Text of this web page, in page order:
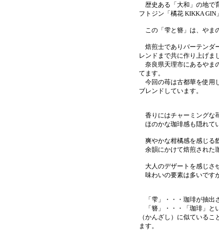
歴史ある「大和」の地で
フトジン「橘花 KIKKA
この「雫と簪」は、やま
焙煎士でありバーテンダ
レンドまで共に作り上げま
奈良県天理市にあるやま
てます。
今回の苺は古都華を使用
ブレンドしています。
香りにはチャーミングな
ほのかな珈琲感も隠れて
爽やかな柑橘感を感じる
余韻にかけて焙煎された
大人のデザートを感じさ
味わいの要素は多いです
「雫」・・・珈琲が抽出
「簪」・・・「珈琲」と
（かんざし）に似ている
ます。